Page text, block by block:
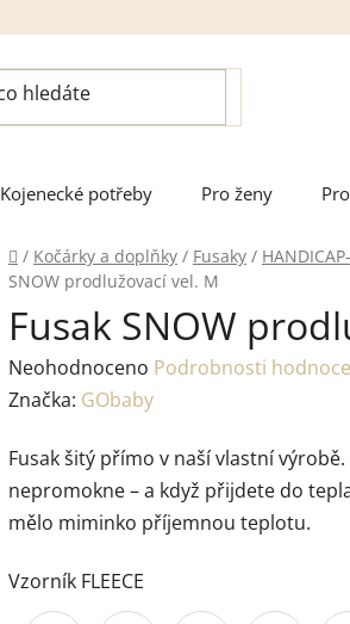
Kojenecké potřeby Pro ženy
Domů
/ Kočárky a doplňky / Fusaky /
SNOW prodlužovací vel. M
Fusak SNOW
Průměrné
hodnocení
je
0,0
z
hvězdiček.
Neohodnoceno Podrobnosti
Značka: GObaby
Fusak šitý přímo v naší vlastní
nepromokne – a když přijdete do
mělo miminko příjemnou teplotu.
Vzorník FLEECE